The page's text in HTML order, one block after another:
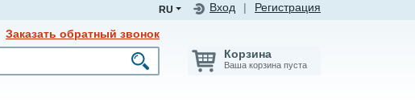
Вход Регистрация
RU
Заказать обратный звонок
Корзина
Ваша корзина пуста